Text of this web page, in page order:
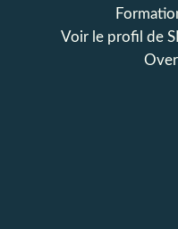
Voir le profil de